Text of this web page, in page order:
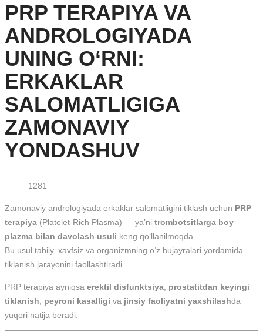
PRP TERAPIYA VA
ANDROLOGIYADA
UNING O‘RNI:
ERKAKLAR
SALOMATLIGIGA
ZAMONAVIY
YONDASHUV
1281
Zamonaviy andrologiyada erkaklar salomatligini tiklash uchun PRP
terapiya (Platelet-Rich Plasma) — ya’ni trombotsitlarga boy
plazma bilan davolash usuli keng qo‘llanilmoqda.
Bu usul tabiiy, xavfsiz va organizmning o‘z hujayralari yordamida
tiklanish jarayonini faollashtiradi.
PRP terapiya ayniqsa erektil disfunktsiya prostatitdan keyingi
tiklanish
peyroni kasalligi va jinsiy faoliyatni yaxshilashda
yuqori natija beradi.